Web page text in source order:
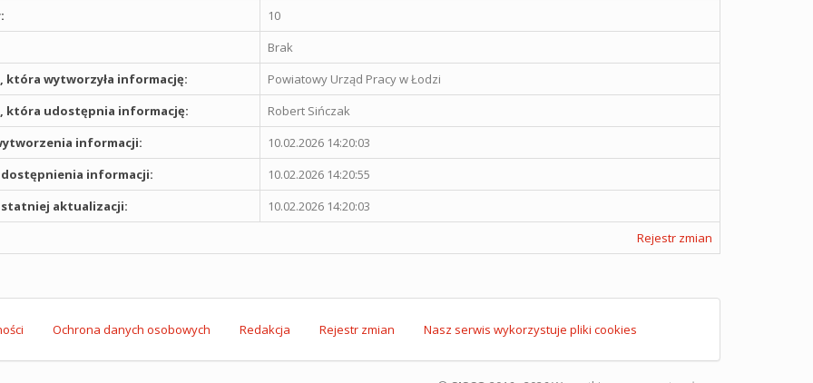
10
Brak
która wytworzyła informację:
Powiatowy Urząd Pracy w Łodzi
która udostępnia informację:
Robert Sińczak
informacji:
10.02.2026 14:20:03
informacji:
10.02.2026 14:20:55
aktualizacji:
10.02.2026 14:20:03
Rejestr zmian
Ochrona danych osobowych Redakcja Rejestr zmian Nasz serwis wykorzystuje pliki cookies